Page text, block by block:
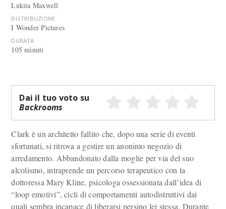
Lukita Maxwell
DISTRIBUZIONE
I Wonder Pictures
DURATA
105 minuti
Dai il tuo voto su
Backrooms
Clark è un architetto fallito che, dopo una serie di eventi
sfortunati, si ritrova a gestire un anonimo negozio di
arredamento. Abbandonato dalla moglie per via del suo
alcolismo, intraprende un percorso terapeutico con la
dottoressa Mary Kline, psicologa ossessionata dall’idea di
“loop emotivi”, cicli di comportamenti autodistruttivi dai
quali sembra incapace di liberarsi persino lei stessa. Durante